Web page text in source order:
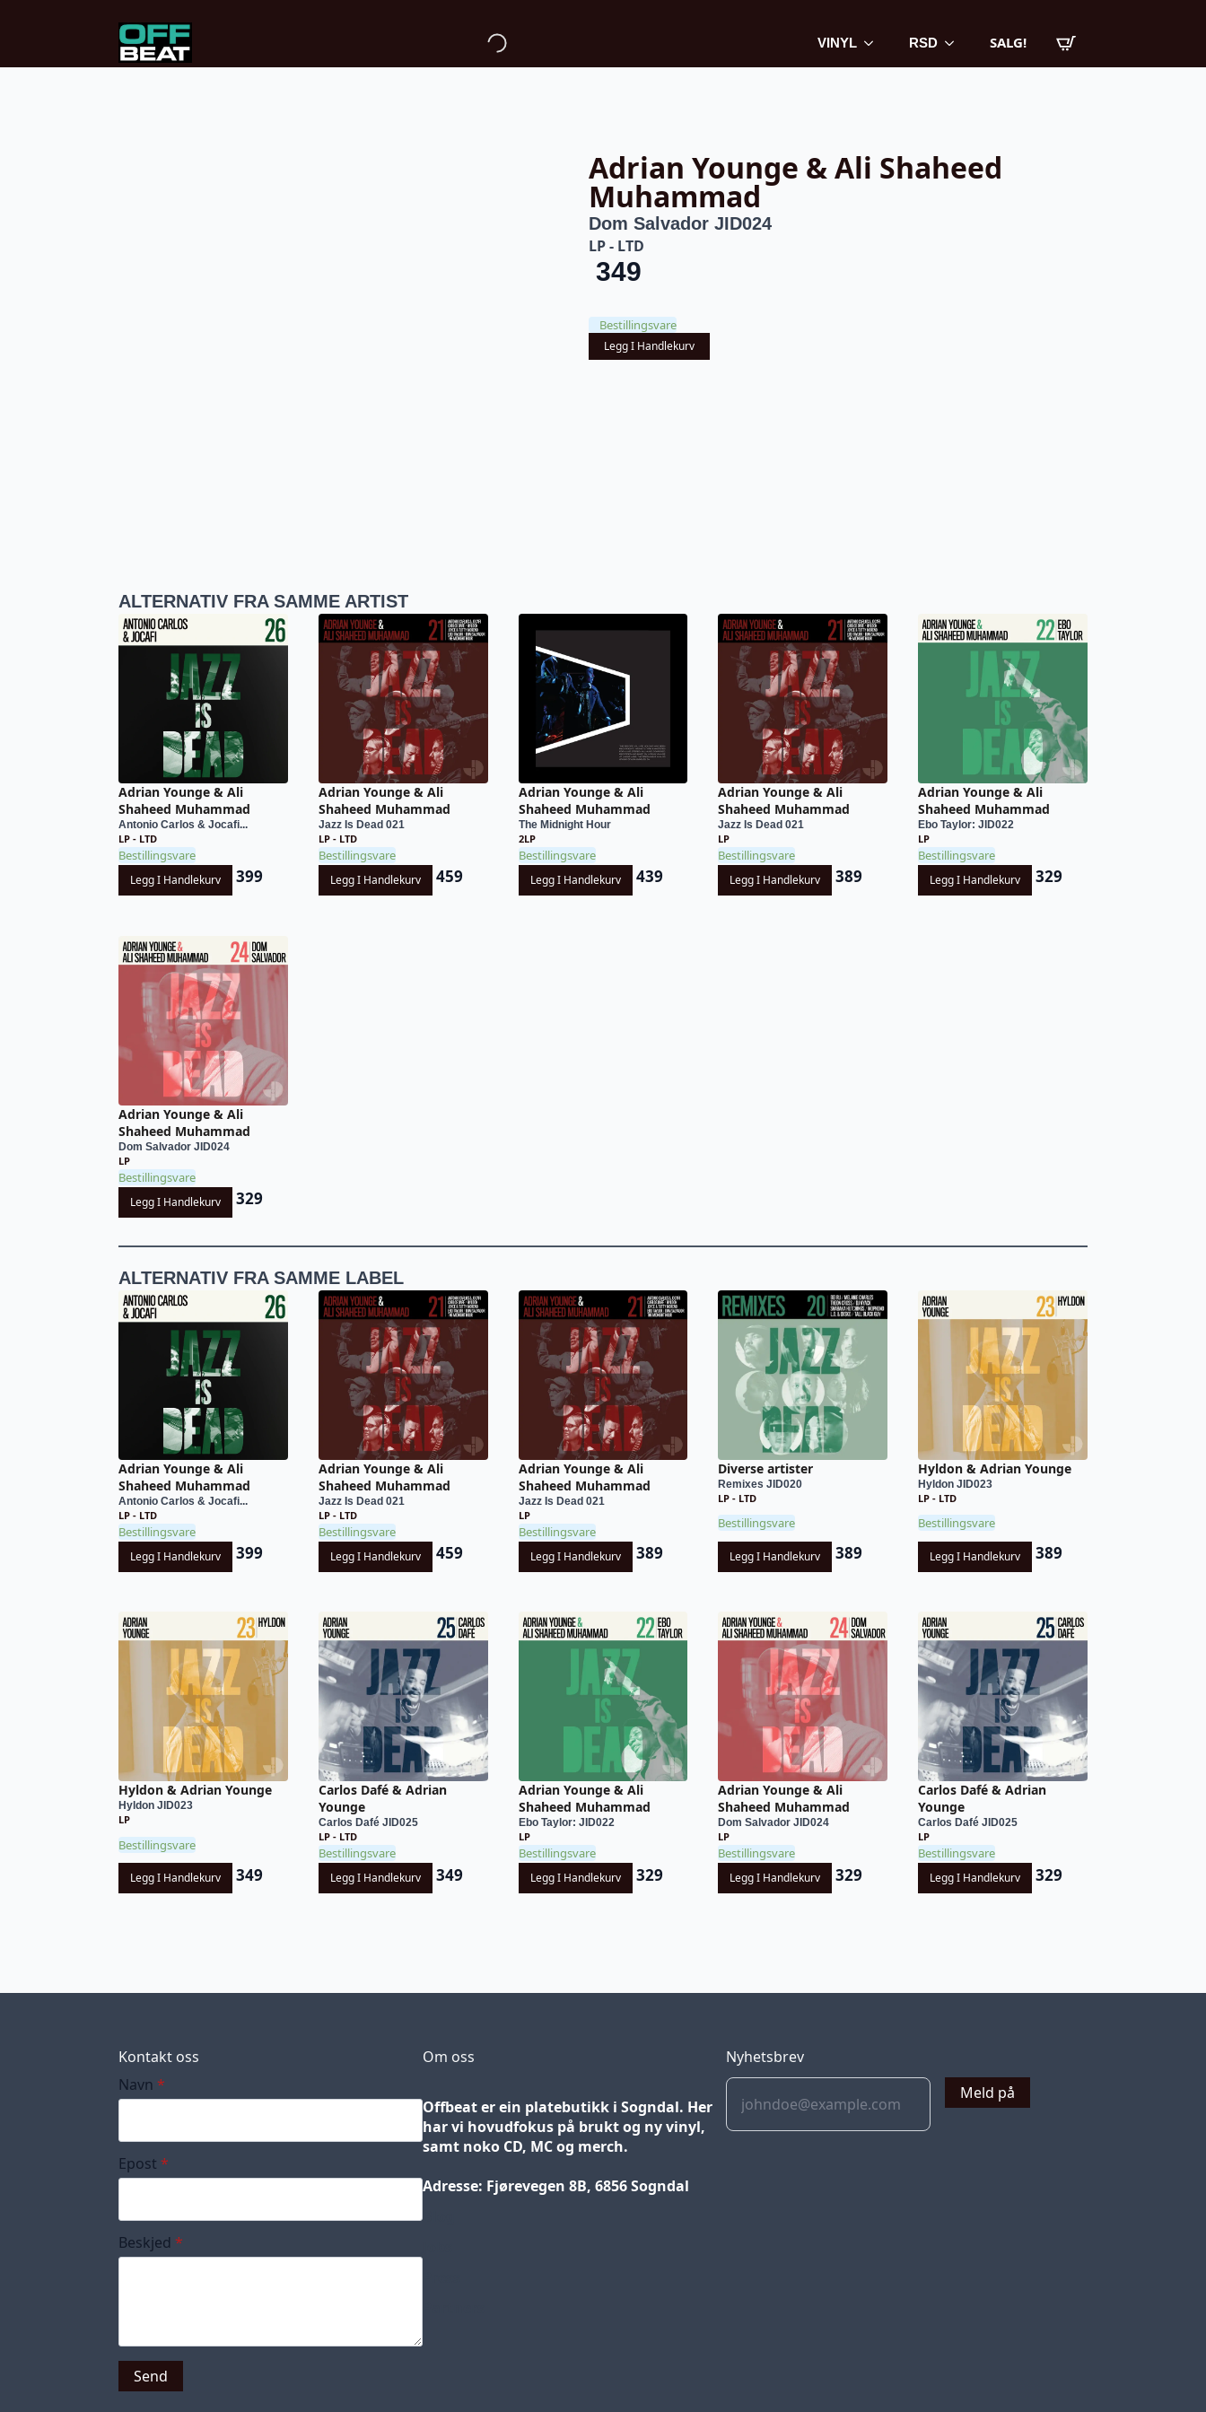
VINYL RSD SALG!
Adrian Younge & Ali Shaheed
Muhammad
Dom Salvador JID024
LP - LTD
349
Bestillingsvare
Legg I Handlekurv
ALTERNATIV FRA SAMME ARTIST
Adrian Younge & Ali
Shaheed Muhammad
Antonio Carlos & Jocafi...
LP - LTD
Bestillingsvare
Legg I Handlekurv 399
Adrian Younge & Ali
Shaheed Muhammad
Jazz Is Dead 021
LP - LTD
Bestillingsvare
Legg I Handlekurv 459
Adrian Younge & Ali
Shaheed Muhammad
The Midnight Hour
2LP
Bestillingsvare
Legg I Handlekurv 439
Adrian Younge & Ali
Shaheed Muhammad
Jazz Is Dead 021
LP
Bestillingsvare
Legg I Handlekurv 389
Adrian Younge & Ali
Shaheed Muhammad
Ebo Taylor: JID022
LP
Bestillingsvare
Legg I Handlekurv 329
Adrian Younge & Ali
Shaheed Muhammad
Dom Salvador JID024
LP
Bestillingsvare
Legg I Handlekurv 329
ALTERNATIV FRA SAMME LABEL
Adrian Younge & Ali
Shaheed Muhammad
Antonio Carlos & Jocafi...
LP - LTD
Bestillingsvare
Legg I Handlekurv 399
Adrian Younge & Ali
Shaheed Muhammad
Jazz Is Dead 021
LP - LTD
Bestillingsvare
Legg I Handlekurv 459
Adrian Younge & Ali
Shaheed Muhammad
Jazz Is Dead 021
LP
Bestillingsvare
Legg I Handlekurv 389
Diverse artister
Remixes JID020
LP - LTD
Bestillingsvare
Legg I Handlekurv 389
Hyldon & Adrian Younge
Hyldon JID023
LP - LTD
Bestillingsvare
Legg I Handlekurv 389
Hyldon & Adrian Younge
Hyldon JID023
LP
Bestillingsvare
Legg I Handlekurv 349
Carlos Dafé & Adrian
Younge
Carlos Dafé JID025
LP - LTD
Bestillingsvare
Legg I Handlekurv 349
Adrian Younge & Ali
Shaheed Muhammad
Ebo Taylor: JID022
LP
Bestillingsvare
Legg I Handlekurv 329
Adrian Younge & Ali
Shaheed Muhammad
Dom Salvador JID024
LP
Bestillingsvare
Legg I Handlekurv 329
Carlos Dafé & Adrian
Younge
Carlos Dafé JID025
LP
Bestillingsvare
Legg I Handlekurv 329
Kontakt oss
Navn *
Epost *
Beskjed *
Send
Om oss
Offbeat er ein platebutikk i Sogndal. Her
har vi hovudfokus på brukt og ny vinyl,
samt noko CD, MC og merch.
Adresse: Fjørevegen 8B, 6856 Sogndal
Blog
Nyhetsbrev
Meld på